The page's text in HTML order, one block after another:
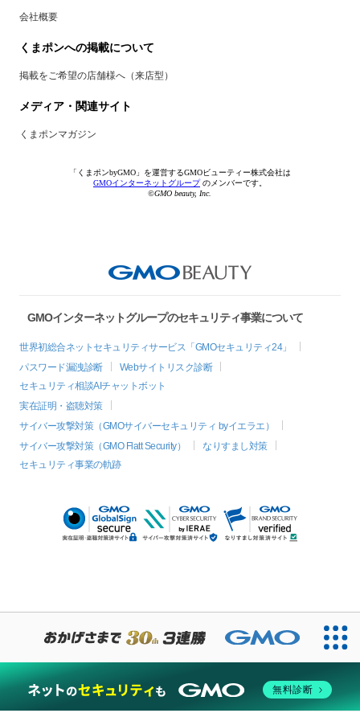
会社概要
くまポンへの掲載について
掲載をご希望の店舗様へ（来店型）
メディア・関連サイト
くまポンマガジン
「くまポンbyGMO」を運営するGMOビューティー株式会社は
GMOインターネットグループのメンバーです。
©GMO beauty, Inc.
GMOインターネットグループのセキュリティ事業について
世界初総合ネットセキュリティサービス「GMOセキュリティ24」
パスワード漏洩診断
Webサイトリスク診断
セキュリティ相談AIチャットボット
実在証明・盗聴対策
サイバー攻撃対策（GMOサイバーセキュリティ byイエラエ）
サイバー攻撃対策（GMO Flatt Security）
なりすまし対策
セキュリティ事業の軌跡
無料診断